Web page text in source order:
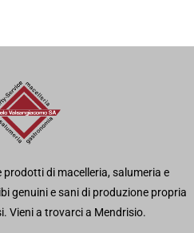
prodotti di macelleria, salumeria e
i genuini e sani di produzione propria
Vieni a trovarci a Mendrisio.